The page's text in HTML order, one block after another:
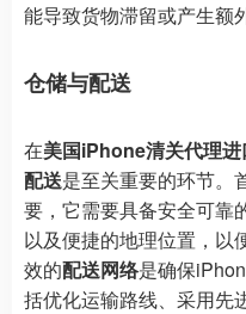
能导致货物滞留或产生额
仓储与配送
在美国iPhone清关代理
配送是至关重要的环节。
要，它需要具备安全可靠
以及便捷的地理位置，以
效的配送网络是确保
括优化运输路线、采用先